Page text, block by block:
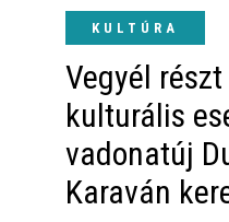
KULTÚRA
Vegyél
kulturális
vadonatúj
Karaván